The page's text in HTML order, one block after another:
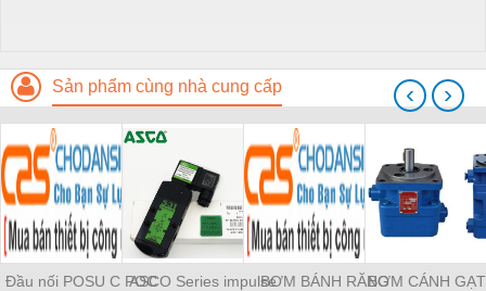
Sản phẩm cùng nhà cung cấp
Đầu nối POSU C POCASCO Series impulseBƠM BÁNH RĂNGBƠM CÁNH
‹ ›